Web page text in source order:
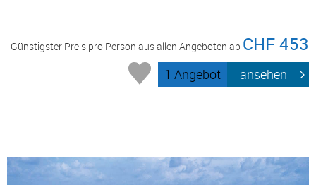
Günstigster Preis pro Person aus allen Angeboten ab CHF 453
1 Angebot ansehen